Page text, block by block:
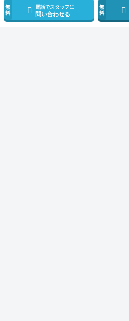
無
料
電話でスタッフに
問い合わせる
無
料